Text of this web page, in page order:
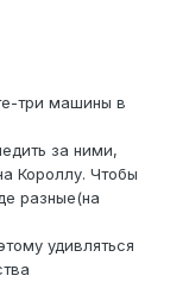
три машины в
за ними,
Короллу. Чтобы
разные(на
удивляться